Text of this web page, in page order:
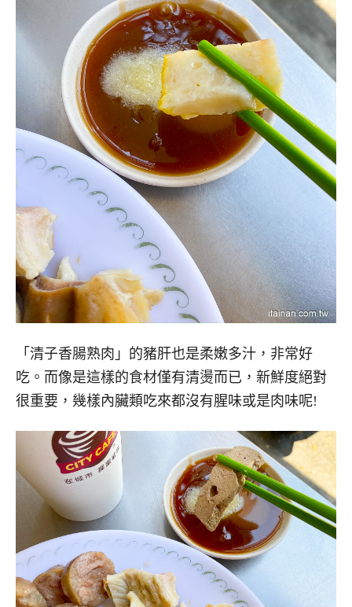
「清子香腸熟肉」的豬肝也是柔嫩多汁，非常好
吃。而像是這樣的食材僅有清燙而已，新鮮度絕對
很重要，幾樣內臟類吃來都沒有腥味或是肉味呢!